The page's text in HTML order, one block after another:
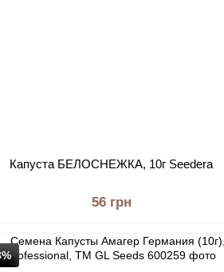
Капуста БЕЛОСНЕЖКА, 10г Seedera
56 грн